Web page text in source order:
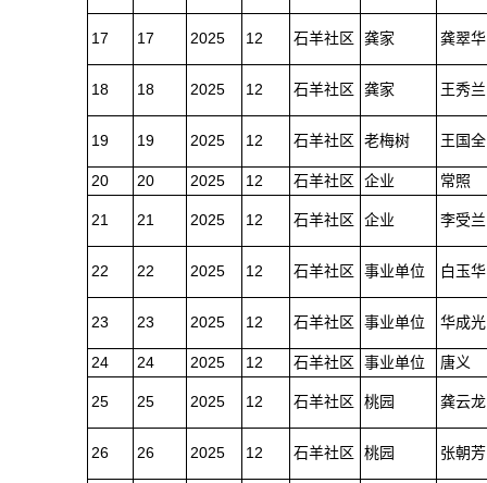
17 17 2025 12 石羊社区 龚家 龚翠华
18 18 2025 12 石羊社区 龚家 王秀兰
19 19 2025 12 石羊社区 老梅树 王国全
20 20 2025 12 石羊社区 企业 常照
21 21 2025 12 石羊社区 企业 李受兰
22 22 2025 12 石羊社区 事业单位 白玉华
23 23 2025 12 石羊社区 事业单位 华成光
24 24 2025 12 石羊社区 事业单位 唐义
25 25 2025 12 石羊社区 桃园 龚云龙
26 26 2025 12 石羊社区 桃园 张朝芳